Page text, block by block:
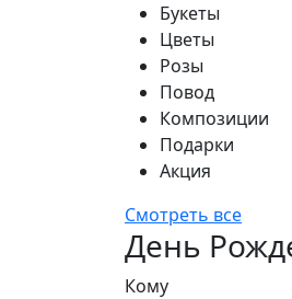
Букеты
Цветы
Розы
Повод
Композиции
Подарки
Акция
Смотреть все
День
Кому